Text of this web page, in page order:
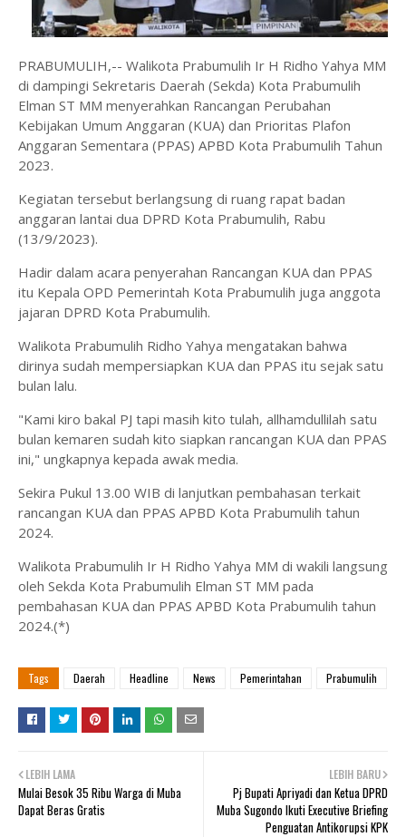
PRABUMULIH,-- Walikota Prabumulih Ir H Ridho Yahya MM
di dampingi Sekretaris Daerah (Sekda) Kota Prabumulih
Elman ST MM menyerahkan Rancangan Perubahan
Kebijakan Umum Anggaran (KUA) dan Prioritas Plafon
Anggaran Sementara (PPAS) APBD Kota Prabumulih Tahun
2023.
Kegiatan tersebut berlangsung di ruang rapat badan
anggaran lantai dua DPRD Kota Prabumulih, Rabu
(13/9/2023).
Hadir dalam acara penyerahan Rancangan KUA dan PPAS
itu Kepala OPD Pemerintah Kota Prabumulih juga anggota
jajaran DPRD Kota Prabumulih.
Walikota Prabumulih Ridho Yahya mengatakan bahwa
dirinya sudah mempersiapkan KUA dan PPAS itu sejak satu
bulan lalu.
"Kami kiro bakal PJ tapi masih kito tulah, allhamdullilah satu
bulan kemaren sudah kito siapkan rancangan KUA dan PPAS
ini," ungkapnya kepada awak media.
Sekira Pukul 13.00 WIB di lanjutkan pembahasan terkait
rancangan KUA dan PPAS APBD Kota Prabumulih tahun
2024.
Walikota Prabumulih Ir H Ridho Yahya MM di wakili langsung
oleh Sekda Kota Prabumulih Elman ST MM pada
pembahasan KUA dan PPAS APBD Kota Prabumulih tahun
2024.(*)
Tags Daerah Headline News Pemerintahan Prabumulih
LEBIH BARU
Pj Bupati Apriyadi dan Ketua DPRD
Muba Sugondo Ikuti Executive Briefing
Penguatan Antikorupsi KPK
LEBIH LAMA
Mulai Besok 35 Ribu Warga di Muba
Dapat Beras Gratis